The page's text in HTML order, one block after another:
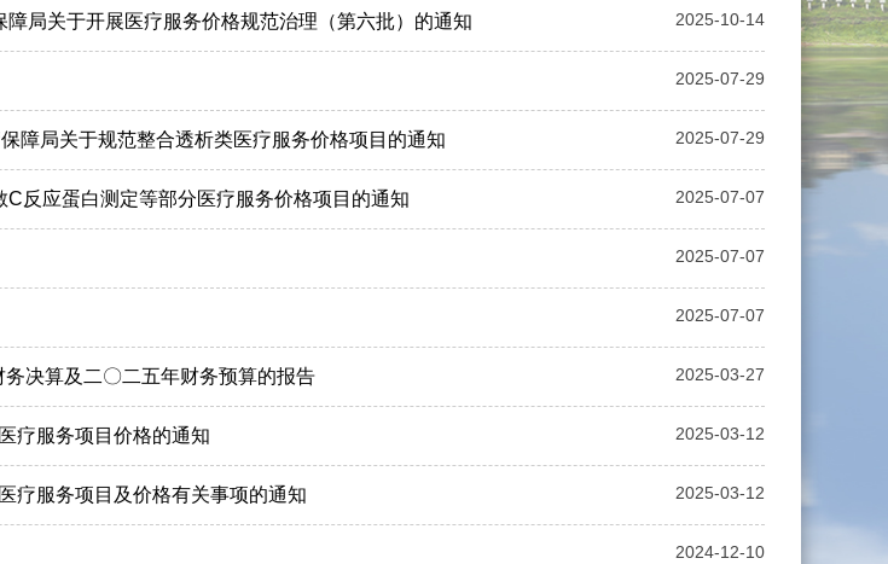
局关于开展医疗服务价格规范治理（第六批）的通知 2025-10-14
2025-07-29
障局关于规范整合透析类医疗服务价格项目的通知 2025-07-29
反应蛋白测定等部分医疗服务价格项目的通知 2025-07-07
2025-07-07
2025-07-07
决算及二〇二五年财务预算的报告 2025-03-27
疗服务项目价格的通知 2025-03-12
疗服务项目及价格有关事项的通知 2025-03-12
2024-12-10